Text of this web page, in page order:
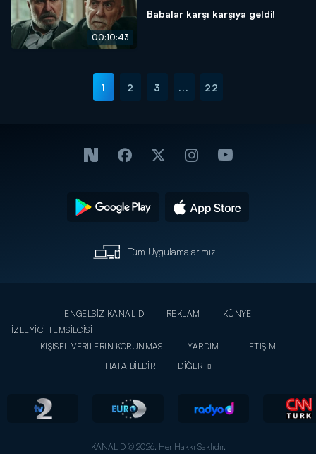
00:10:43
Babalar karşı karşıya geldi!
1 2 3 ... 22
Tüm Uygulamalarımız
ENGELSİZ KANAL D REKLAM
KÜNYE
İZLEYİCİ TEMSİLCİSİ
KİŞİSEL VERİLERİN KORUNMASI
YARDIM
İLETİŞİM
HATA BİLDİR
DİĞER
KANAL D © 2026. Her Hakkı Saklıdır.